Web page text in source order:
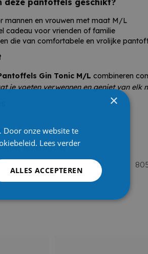
deze pantoffels geschikt?
mannen en vrouwen met maat M/L
cadeau voor vrienden of familie
die van comfortabele en vrolijke
Gin Tonic M/L combineren
je voeten verwennen en geniet van elk
leverancier
×
Door onze website te
Lees verder
ALLES ACCEPTEREN